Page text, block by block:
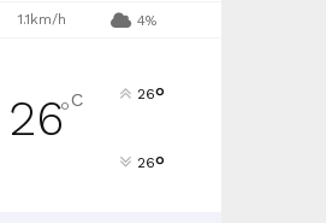
1.1km/h 4%
26°C 26°
26°